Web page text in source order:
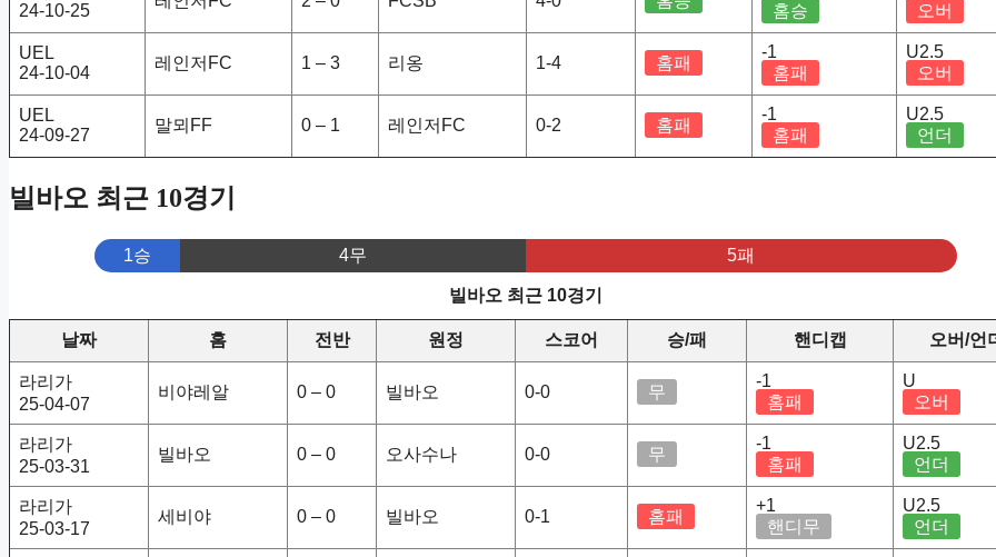
24-10-25
홈승
오버
UEL
24-10-04
레인저FC 1 – 3 리옹 1-4 홈패
-1
홈패
U2.5
오버
UEL
24-09-27
말뫼FF 0 – 1 레인저FC 0-2 홈패
-1
홈패
U2.5
언더
빌바오 최근 10경기
1승 4무 5패
빌바오 최근 10경기
날짜 홈 전반 원정 스코어 승/패 핸디캡 오버/언
라리가
25-04-07
비야레알 0 – 0 빌바오 0-0 무
-1
홈패
U
오버
라리가
25-03-31
빌바오 0 – 0 오사수나 0-0 무
-1
홈패
U2.5
언더
라리가
25-03-17
세비야 0 – 0 빌바오 0-1 홈패
+1
핸디무
U2.5
언더